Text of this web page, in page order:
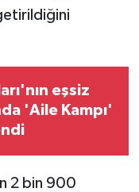
eşsiz
'Aile Kampı'
2 bin 900